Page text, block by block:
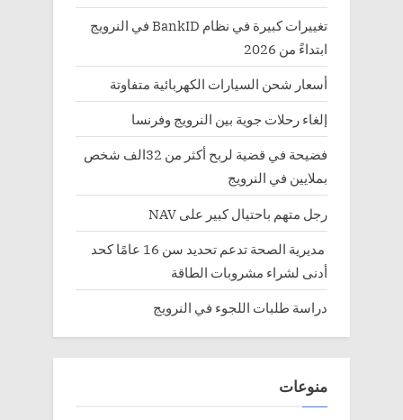
تغييرات كبيرة في نظام BankID في النرويج
ابتداءً من 2026
أسعار شحن السيارات الكهربائية متفاوتة
إلغاء رحلات جوية بين النرويج وفرنسا
فضيحة في قضية لربح أكثر من 32الف شخص
بملايين في النرويج
رجل متهم باحتيال كبير على NAV
مديرية الصحة تدعم تحديد سن 16 عامًا كحد
أدنى لشراء مشروبات الطاقة
دراسة طلبات اللجوء في النرويج
منوعات